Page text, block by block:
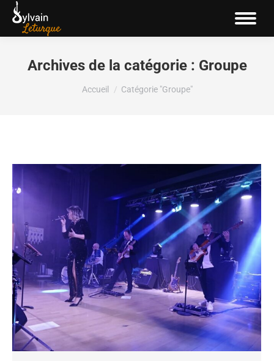
Archives de la catégorie : Groupe
Vous êtes ici :
Accueil Catégorie "Groupe"